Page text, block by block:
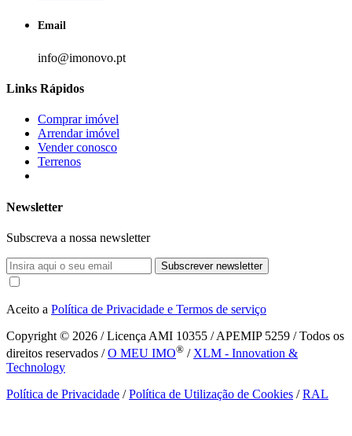
Email
info@imonovo.pt
Links Rápidos
Comprar imóvel
Arrendar imóvel
Vender conosco
Terrenos
Newsletter
Subscreva a nossa newsletter
Subscrever newsletter
Aceito a Política de Privacidade e Termos de serviço
Copyright © 2026 / Licença AMI 10355 / APEMIP 5259 / Todos os
direitos reservados /O MEU IMO® / XLM - Innovation &
Technology
Política de Privacidade /Política de Utilização de Cookies /RAL